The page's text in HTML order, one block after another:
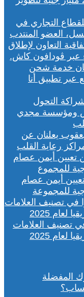
خدمة شحن
عبر تطبيق أنا
يعلنان عن
رعاية القلب
أيمن عصام
للمجموعة
16 مركزًا في تصنيف العلامات
لعام 2025
المفضلة